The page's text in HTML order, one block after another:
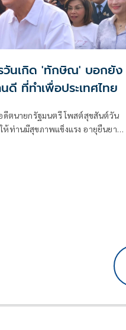
นเกิด 'ทักษิณ' บอกยัง
ดี ที่ทำเพื่อประเทศไทย
ตนายกรัฐมนตรี โพสต์สุขสันต์วัน
ท่านมีสุขภาพแข็งแรง อายุยืนยาว